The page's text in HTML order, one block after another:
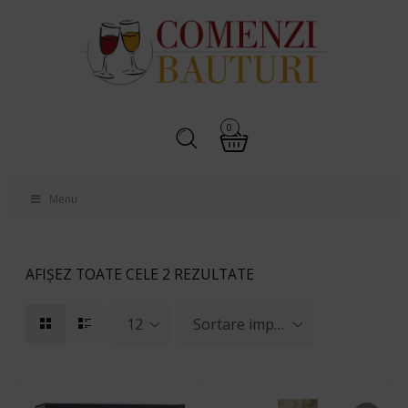
0
Menu
AFIȘEZ TOATE CELE 2 REZULTATE
12 Sortare implicită